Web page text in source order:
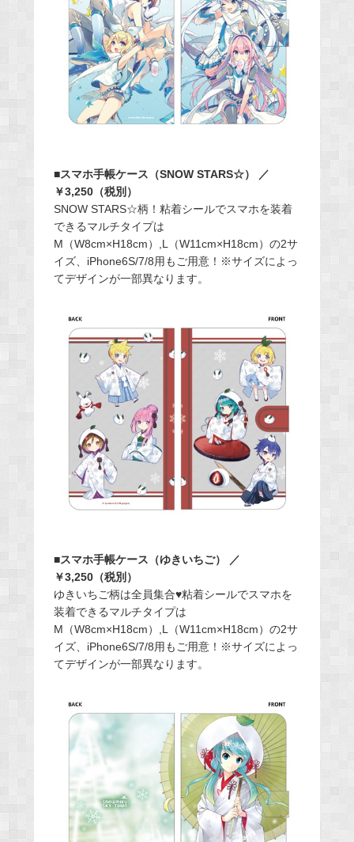
■スマホ手帳ケース（SNOW STARS☆） ／
￥3,250（税別）
SNOW STARS☆柄！粘着シールでスマホを装着
できるマルチタイプは
M（W8cm×H18cm）,L（W11cm×H18cm）の2サ
イズ、iPhone6S/7/8用もご用意！※サイズによっ
てデザインが一部異なります。
■スマホ手帳ケース（ゆきいちご） ／
￥3,250（税別）
ゆきいちご柄は全員集合♥粘着シールでスマホを
装着できるマルチタイプは
M（W8cm×H18cm）,L（W11cm×H18cm）の2サ
イズ、iPhone6S/7/8用もご用意！※サイズによっ
てデザインが一部異なります。